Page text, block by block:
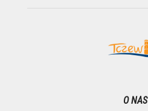
O NAS